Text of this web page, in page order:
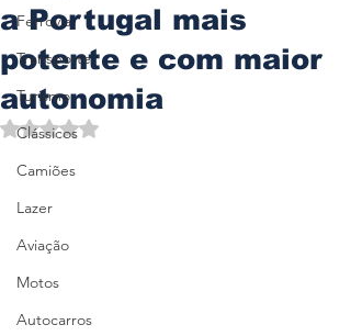
Ferrovia
Transporte
Turismo
Clássicos
Camiões
Lazer
Aviação
Motos
Autocarros
a Portugal mais
potente e com maior
autonomia
Avaliado com NaN de 5 estrelas.